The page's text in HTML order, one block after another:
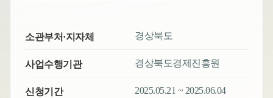
소관부처·지자체 경상북도
사업수행기관 경상북도경제진흥원
신청기간 2025.05.21 ~ 2025.06.04